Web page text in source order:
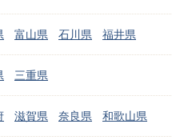
富山県 石川県 福井県
三重県
滋賀県 奈良県 和歌山県